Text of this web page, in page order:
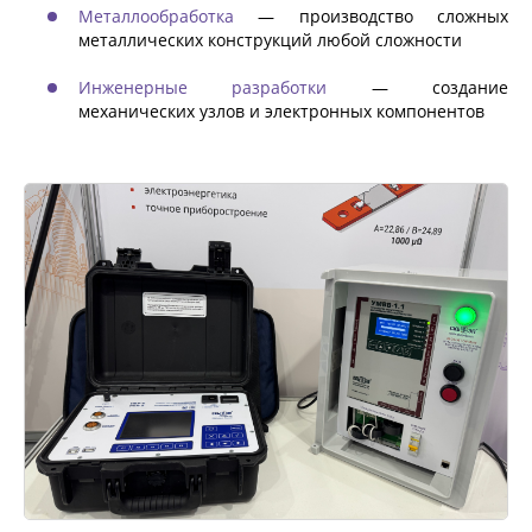
Металлообработка — производство сложных
металлических конструкций любой сложности
Инженерные разработки — создание
механических узлов и электронных компонентов